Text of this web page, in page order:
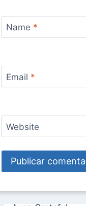
Name *
Email *
Website